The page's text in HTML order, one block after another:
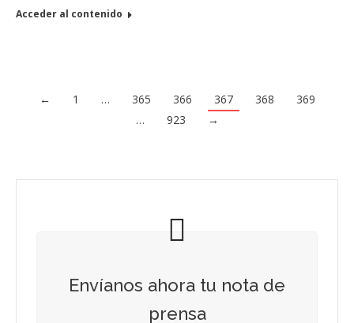
Acceder al contenido
← 1 … 365 366 367 368
369
…
923 →
Envíanos ahora tu nota de
prensa